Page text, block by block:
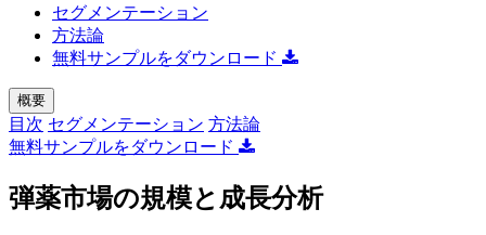
セグメンテーション
方法論
無料サンプルをダウンロード
概要
目次 セグメンテーション 方法論
無料サンプルをダウンロード
弾薬市場の規模と成長分析